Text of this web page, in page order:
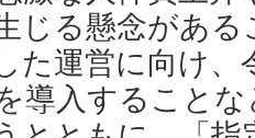
じる懸念があ
た運営に向け、
導入すること